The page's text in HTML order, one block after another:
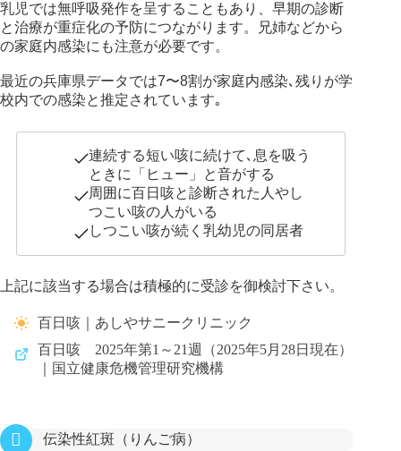
乳児では無呼吸発作を呈することもあり、早期の診断
と治療が重症化の予防につながります。兄姉などから
の家庭内感染にも注意が必要です。
最近の兵庫県データでは7〜8割が家庭内感染､残りが学
校内での感染と推定されています｡
連続する短い咳に続けて､息を吸う
ときに「ヒュー」と音がする
周囲に百日咳と診断された人やし
つこい咳の人がいる
しつこい咳が続く乳幼児の同居者
上記に該当する場合は積極的に受診を御検討下さい。
百日咳｜あしやサニークリニック
百日咳 2025年第1～21週（2025年5月28日現在）
｜国立健康危機管理研究機構
伝染性紅斑（りんご病）